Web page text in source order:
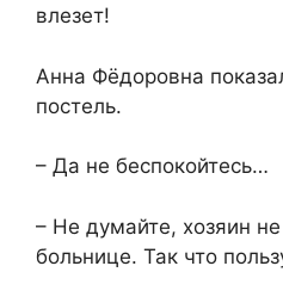
влезет!
Анна Фёдоровна
постель.
– Да не беспокойтесь…
– Не думайте, хозяин
больнице. Так что